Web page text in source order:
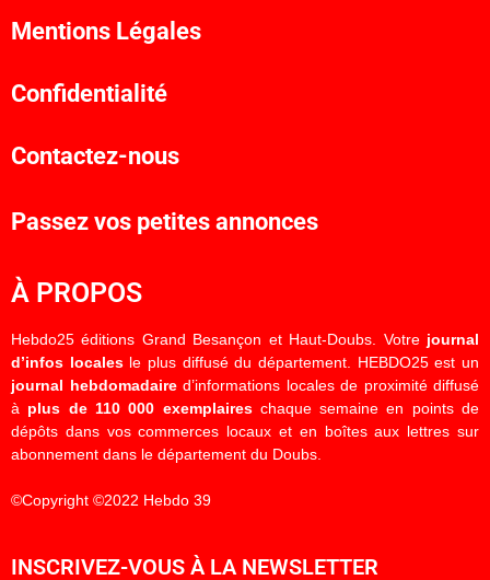
Mentions Légales
Confidentialité
Contactez-nous
Passez vos petites annonces
À PROPOS
Hebdo25 éditions Grand Besançon et Haut-Doubs. Votre journal
d’infos localesle plus diffusé du département. HEBDO25 est un
journal hebdomadaired’informations locales de proximité diffusé
à plus de 110 000 exemplaireschaque semaine en points de
dépôts dans vos commerces locaux et en boîtes aux lettres sur
abonnement dans le département du Doubs.
©Copyright ©2022 Hebdo 39
INSCRIVEZ-VOUS À LA NEWSLETTER